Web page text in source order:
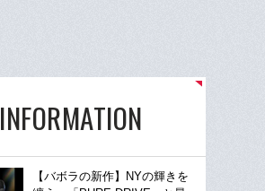
INFORMATION
【バボラの新作】NYの輝きを